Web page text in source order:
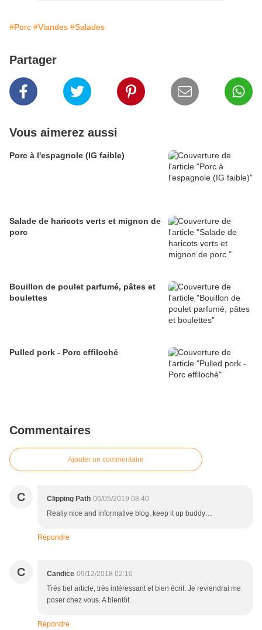
#Porc #Viandes #Salades
Partager
Vous aimerez aussi
Porc à l'espagnole (IG faible)
Salade de haricots verts et mignon de
porc
Bouillon de poulet parfumé, pâtes et
boulettes
Pulled pork - Porc effiloché
Commentaires
Ajouter un commentaire
C Clipping Path 06/05/2019 08:40
Really nice and informative blog, keep it up buddy…
Répondre
C Candice 09/12/2018 02:10
Très bel article, très intéressant et bien écrit. Je reviendrai me
poser chez vous. A bientôt.
Répondre